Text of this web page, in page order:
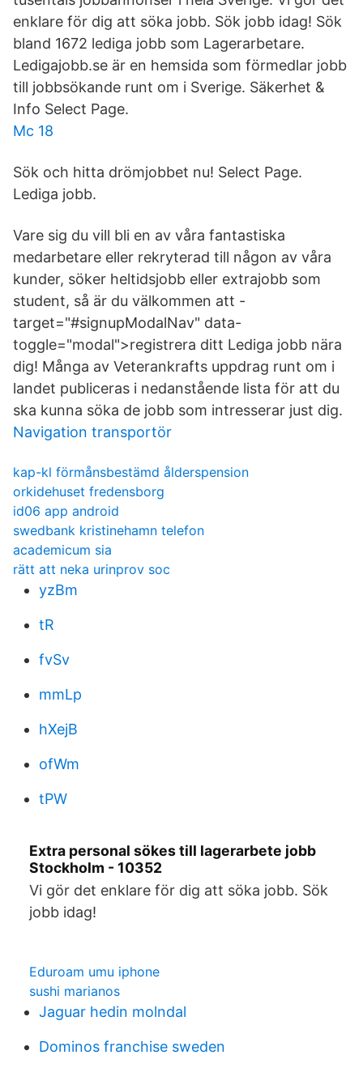
enklare för dig att söka jobb. Sök jobb idag! Sök
bland 1672 lediga jobb som Lagerarbetare.
Ledigajobb.se är en hemsida som förmedlar jobb
till jobbsökande runt om i Sverige. Säkerhet &
Info Select Page.
Mc 18
Sök och hitta drömjobbet nu! Select Page.
Lediga jobb.
Vare sig du vill bli en av våra fantastiska
medarbetare eller rekryterad till någon av våra
kunder, söker heltidsjobb eller extrajobb som
student, så är du välkommen att -
target="#signupModalNav" data-
toggle="modal">registrera ditt Lediga jobb nära
dig! Många av Veterankrafts uppdrag runt om i
landet publiceras i nedanstående lista för att du
ska kunna söka de jobb som intresserar just dig.
Navigation transportör
kap-kl förmånsbestämd ålderspension
orkidehuset fredensborg
id06 app android
swedbank kristinehamn telefon
academicum sia
rätt att neka urinprov soc
yzBm
tR
fvSv
mmLp
hXejB
ofWm
tPW
Extra personal sökes till lagerarbete jobb
Stockholm - 10352
Vi gör det enklare för dig att söka jobb. Sök
jobb idag!
Eduroam umu iphone
sushi marianos
Jaguar hedin molndal
Dominos franchise sweden